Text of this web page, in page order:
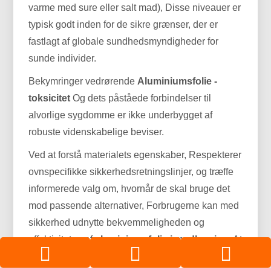
varme med sure eller salt mad), Disse niveauer er
typisk godt inden for de sikre grænser, der er
fastlagt af globale sundhedsmyndigheder for
sunde individer.
Bekymringer vedrørende Aluminiumsfolie -
toksicitet Og dets påståede forbindelser til
alvorlige sygdomme er ikke underbygget af
robuste videnskabelige beviser.
Ved at forstå materialets egenskaber, Respekterer
ovnspecifikke sikkerhedsretningslinjer, og træffe
informerede valg om, hvornår de skal bruge det
mod passende alternativer, Forbrugerne kan med
sikkerhed udnytte bekvemmeligheden og
effektiviteten afaluminiumsfolie i madlavning, At